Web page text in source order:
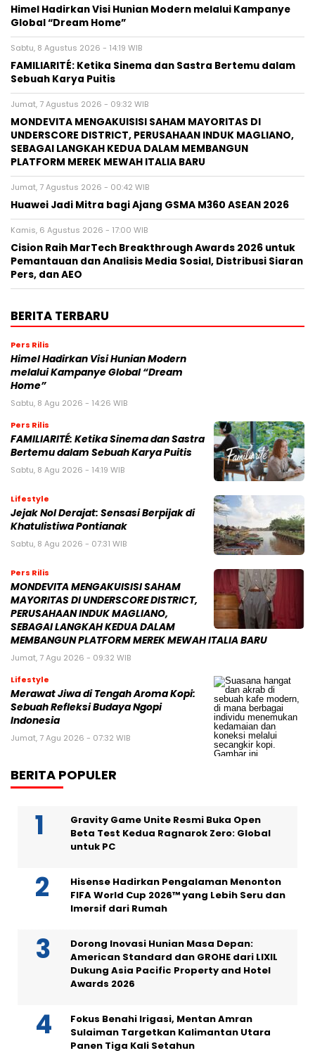
Himel Hadirkan Visi Hunian Modern melalui Kampanye
Global “Dream Home”
Sabtu, 8 Agustus 2026 - 14:19 WIB
FAMILIARITÉ: Ketika Sinema dan Sastra Bertemu dalam
Sebuah Karya Puitis
Jumat, 7 Agustus 2026 - 09:32 WIB
MONDEVITA MENGAKUISISI SAHAM MAYORITAS DI
UNDERSCORE DISTRICT, PERUSAHAAN INDUK MAGLIANO,
SEBAGAI LANGKAH KEDUA DALAM MEMBANGUN
PLATFORM MEREK MEWAH ITALIA BARU
Jumat, 7 Agustus 2026 - 00:42 WIB
Huawei Jadi Mitra bagi Ajang GSMA M360 ASEAN 2026
Kamis, 6 Agustus 2026 - 17:00 WIB
Cision Raih MarTech Breakthrough Awards 2026 untuk
Pemantauan dan Analisis Media Sosial, Distribusi Siaran
Pers, dan AEO
BERITA TERBARU
Pers Rilis
Himel Hadirkan Visi Hunian Modern
melalui Kampanye Global “Dream
Home”
Sabtu, 8 Agu 2026 - 14:26 WIB
Pers Rilis
FAMILIARITÉ: Ketika Sinema dan Sastra
Bertemu dalam Sebuah Karya Puitis
Sabtu, 8 Agu 2026 - 14:19 WIB
Lifestyle
Jejak Nol Derajat: Sensasi Berpijak di
Khatulistiwa Pontianak
Sabtu, 8 Agu 2026 - 07:31 WIB
Pers Rilis
MONDEVITA MENGAKUISISI SAHAM
MAYORITAS DI UNDERSCORE DISTRICT,
PERUSAHAAN INDUK MAGLIANO,
SEBAGAI LANGKAH KEDUA DALAM
MEMBANGUN PLATFORM MEREK MEWAH ITALIA BARU
Jumat, 7 Agu 2026 - 09:32 WIB
Lifestyle
Merawat Jiwa di Tengah Aroma Kopi:
Sebuah Refleksi Budaya Ngopi
Indonesia
Jumat, 7 Agu 2026 - 07:32 WIB
BERITA POPULER
Gravity Game Unite Resmi Buka Open
Beta Test Kedua Ragnarok Zero: Global
untuk PC
Hisense Hadirkan Pengalaman Menonton
FIFA World Cup 2026™ yang Lebih Seru dan
Imersif dari Rumah
Dorong Inovasi Hunian Masa Depan:
American Standard dan GROHE dari LIXIL
Dukung Asia Pacific Property and Hotel
Awards 2026
Fokus Benahi Irigasi, Mentan Amran
Sulaiman Targetkan Kalimantan Utara
Panen Tiga Kali Setahun